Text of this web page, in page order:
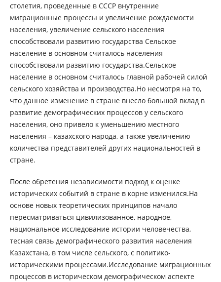
столетия, проведенные в СССР внутренние
миграционные процессы и увеличение рождаемости
населения, увеличение сельского населения
способствовали развитию государства Сельское
население в основном считалось населения
способствовали развитию государства.Сельское
население в основном считалось главной рабочей силой
сельского хозяйства и производства.Но несмотря на то,
что данное изменение в стране внесло большой вклад в
развитие демографических процессов у сельского
населения, оно привело к уменьшению местного
населения – казахского народа, а также увеличению
количества представителей других национальностей в
стране.
После обретения независимости подход к оценке
исторических событий в стране в корне изменился.На
основе новых теоретических принципов начало
пересматриваться цивилизованное, народное,
национальное исследование истории человечества,
тесная связь демографического развития населения
Казахстана, в том числе сельского, с политико-
историческими процессами.Исследование миграционных
процессов в историческом демографическом аспекте